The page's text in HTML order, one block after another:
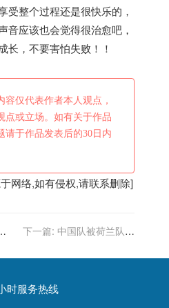
受整个过程还是很快乐的，
音应该也会觉得很治愈吧，
长，不要害怕失败！！
仅代表作者本人观点，
点或立场。如有关于作品
请于作品发表后的30日内
网络,如有侵权,请联系删除]
下一篇: 中国队被荷兰队绊
时服务热线